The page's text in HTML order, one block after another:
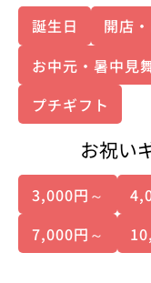
誕生日 開店
お中元・暑中見
プチギフト
お祝い
3,000円～
7,000円～